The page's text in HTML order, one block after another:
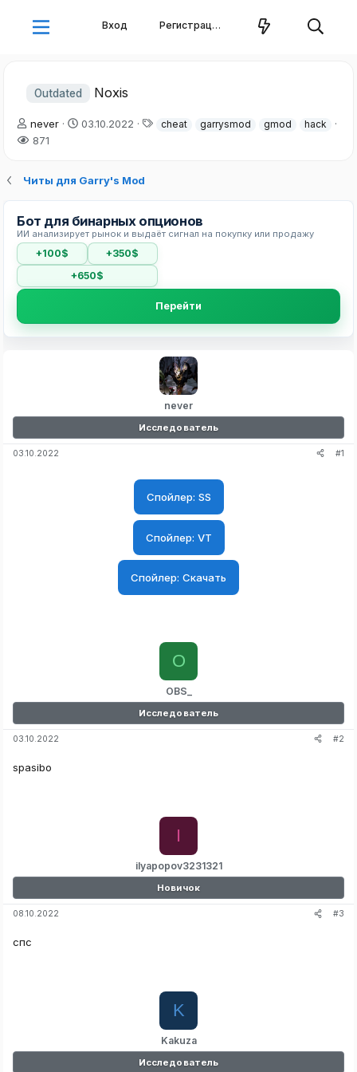
Вход Регистрация
Outdated Noxis
А
в
р
м
ы
never
Д
н
а
л
а
03.10.2022
Тcheat garrysmod gmod hack
871
Читы для Garry's Mod
Бот для бинарных опционов
ИИ анализирует рынок и выдаёт сигнал на покупку или продажу
+100$
+350$
+650$
Перейти
never
Исследователь
03.10.2022 #1
Спойлер: SS
Спойлер: VT
Спойлер: Скачать
OBS_
O
Исследователь
03.10.2022 #2
spasibo
ilyapopov3231321
I
Новичок
08.10.2022 #3
спс
Kakuza
K
Исследователь